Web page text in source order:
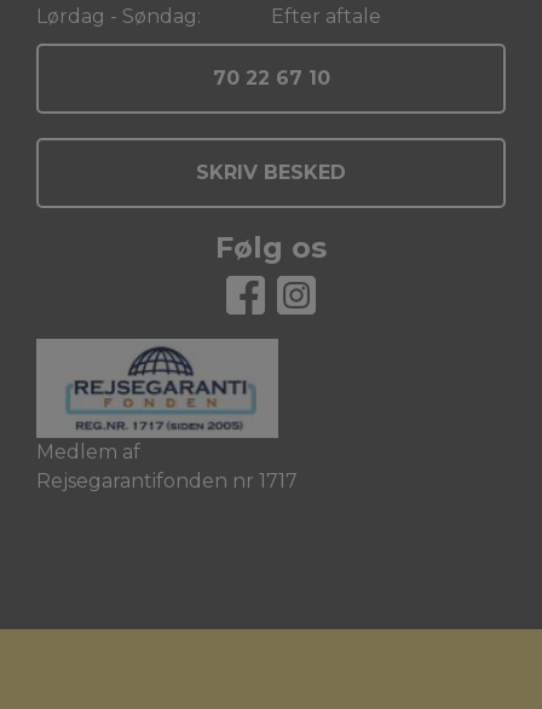
Lørdag - Søndag:
Efter aftale
70 22 67 10
SKRIV BESKED
Følg os
Medlem af
Rejsegarantifonden nr 1717